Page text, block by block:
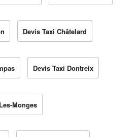
Devis Taxi Châtelard
Devis Taxi Dontreix
Monges